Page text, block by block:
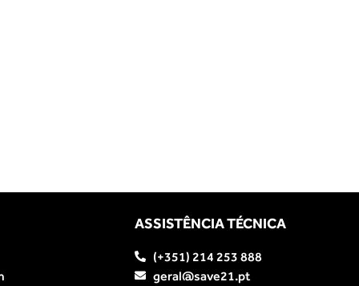
ASSISTÊNCIA TÉCNICA
(+351) 214 253 888
geral@save21.pt